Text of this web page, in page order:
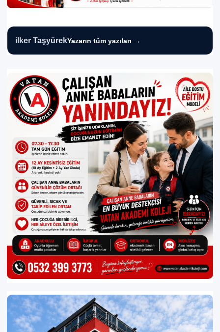
ilker TaşyürekYazarın tüm yazıları →